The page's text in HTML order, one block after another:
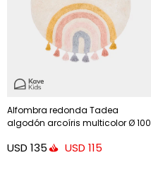
Alfombra redonda Tadea
algodón arcoíris multicolor Ø 100
USD 135 USD 115